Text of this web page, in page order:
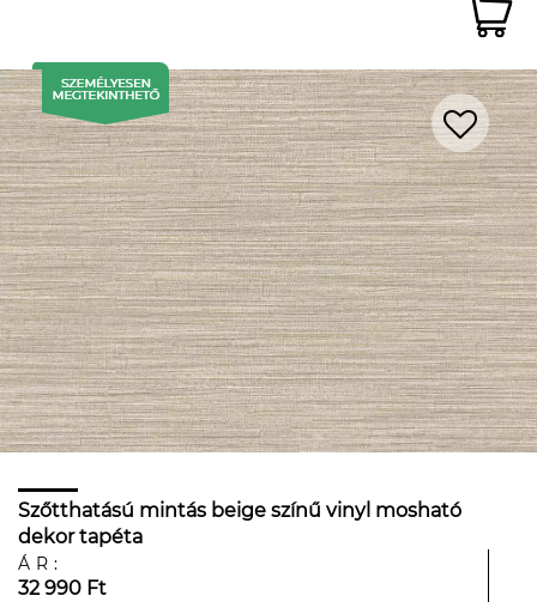
Szőtthatású mintás beige színű vinyl mosható
dekor tapéta
ÁR:
32 990 Ft